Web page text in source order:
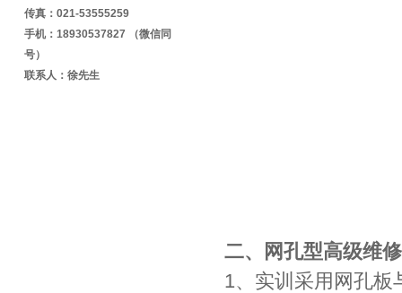
二、网孔型高级维
1、实训采用网孔板
传真：021-53555259
手机：18930537827 （微信同
号）
联系人：徐先生